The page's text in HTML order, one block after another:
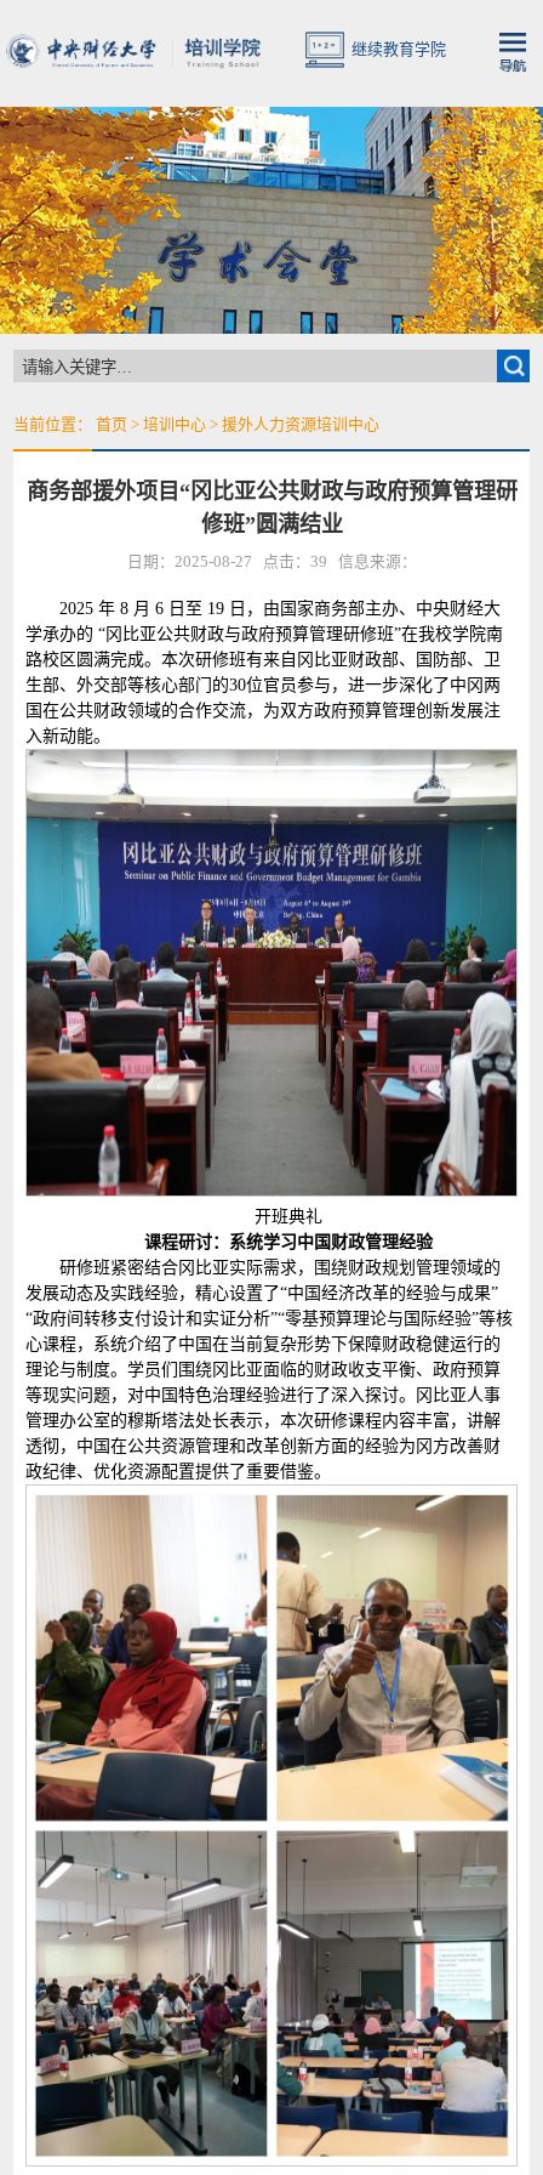
继续教育学院
当前位置： 首页 >培训中心 >援外人力资源培训中心
商务部援外项目“冈比亚公共财政与政府预算管理研
修班”圆满结业
日期：2025-08-27 点击： 39 信息来源：
2025 年 8 月 6 日至 19 日，由国家商务部主办、中央财经大
学承办的 “冈比亚公共财政与政府预算管理研修班”在我校学院南
路校区圆满完成。本次研修班有来自冈比亚财政部、国防部、卫
生部、外交部等核心部门的30位官员参与，进一步深化了中冈两
国在公共财政领域的合作交流，为双方政府预算管理创新发展注
入新动能。
开班典礼
课程研讨：系统学习中国财政管理经验
研修班紧密结合冈比亚实际需求，围绕财政规划管理领域的
发展动态及实践经验，精心设置了“中国经济改革的经验与成果”
“政府间转移支付设计和实证分析”“零基预算理论与国际经验”等核
心课程，系统介绍了中国在当前复杂形势下保障财政稳健运行的
理论与制度。学员们围绕冈比亚面临的财政收支平衡、政府预算
等现实问题，对中国特色治理经验进行了深入探讨。冈比亚人事
管理办公室的穆斯塔法处长表示，本次研修课程内容丰富，讲解
透彻，中国在公共资源管理和改革创新方面的经验为冈方改善财
政纪律、优化资源配置提供了重要借鉴。